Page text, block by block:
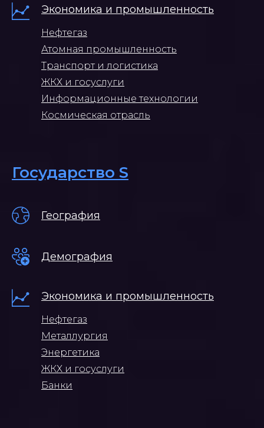
Экономика и промышленность
Нефтегаз
Атомная промышленность
Транспорт и логистика
ЖКХ и госуслуги
Информационные технологии
Космическая отрасль
Государство S
География
Демография
Экономика и промышленность
Нефтегаз
Металлургия
Энергетика
ЖКХ и госуслуги
Банки